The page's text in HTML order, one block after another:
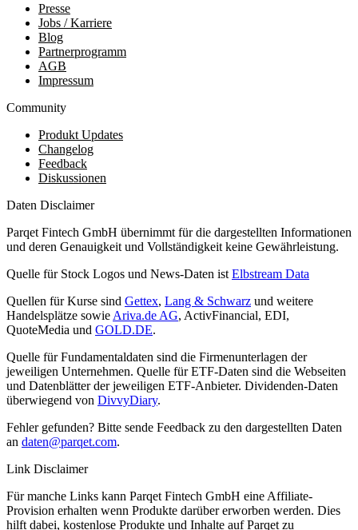
Presse
Jobs / Karriere
Blog
Partnerprogramm
AGB
Impressum
Community
Produkt Updates
Changelog
Feedback
Diskussionen
Daten Disclaimer
Parqet Fintech GmbH übernimmt für die dargestellten Informationen
und deren Genauigkeit und Vollständigkeit keine Gewährleistung.
Quelle für Stock Logos und News-Daten ist Elbstream Data
Quellen für Kurse sind Gettex, Lang & Schwarz und weitere
Handelsplätze sowie Ariva.de AG, ActivFinancial, EDI,
QuoteMedia und GOLD.DE.
Quelle für Fundamentaldaten sind die Firmenunterlagen der
jeweiligen Unternehmen. Quelle für ETF-Daten sind die Webseiten
und Datenblätter der jeweiligen ETF-Anbieter. Dividenden-Daten
überwiegend von DivvyDiary.
Fehler gefunden? Bitte sende Feedback zu den dargestellten Daten
an daten@parqet.com.
Link Disclaimer
Für manche Links kann Parqet Fintech GmbH eine Affiliate-
Provision erhalten wenn Produkte darüber erworben werden. Dies
hilft dabei, kostenlose Produkte und Inhalte auf Parqet zu